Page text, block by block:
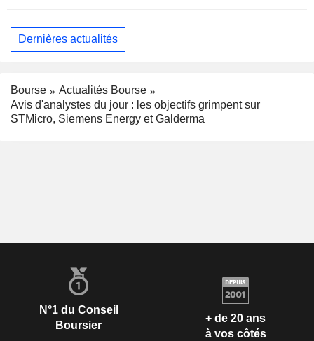
Dernières actualités
Bourse
Actualités Bourse
Avis d'analystes du jour : les objectifs grimpent sur
STMicro, Siemens Energy et Galderma
N°1 du Conseil
Boursier
+ de 20 ans
à vos côtés